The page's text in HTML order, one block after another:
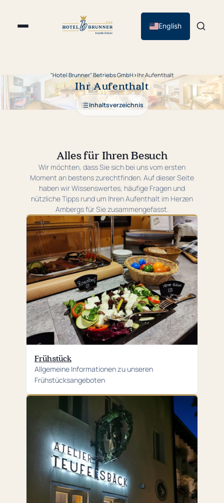
English
"Hotel Brunner" Betriebs GmbH ›Ihr Aufenthalt
Ihr Aufenthalt
Inhaltsverzeichnis
Alles für Ihren Besuch
Wir möchten, dass Sie sich bei uns vom ersten
Moment an bestens zurechtfinden. Auf dieser Seite
haben wir Wissenswertes, häufige Fragen und
nützliche Tipps rund um Ihren Aufenthalt im Herzen
Ambergs für Sie zusammengefasst.
Frühstück
Allgemeine Informationen zu unseren
Frühstücksangeboten